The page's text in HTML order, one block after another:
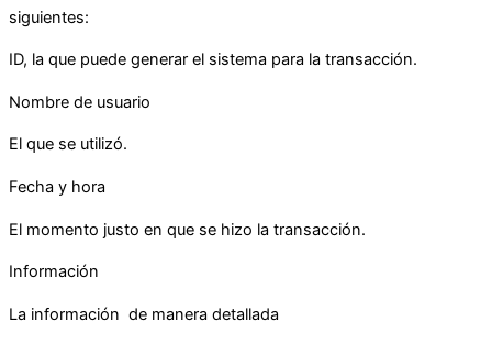
siguientes:
ID, la que puede generar el sistema para la transacción.
Nombre de usuario
El que se utilizó.
Fecha y hora
El momento justo en que se hizo la transacción.
Información
La información de manera detallada